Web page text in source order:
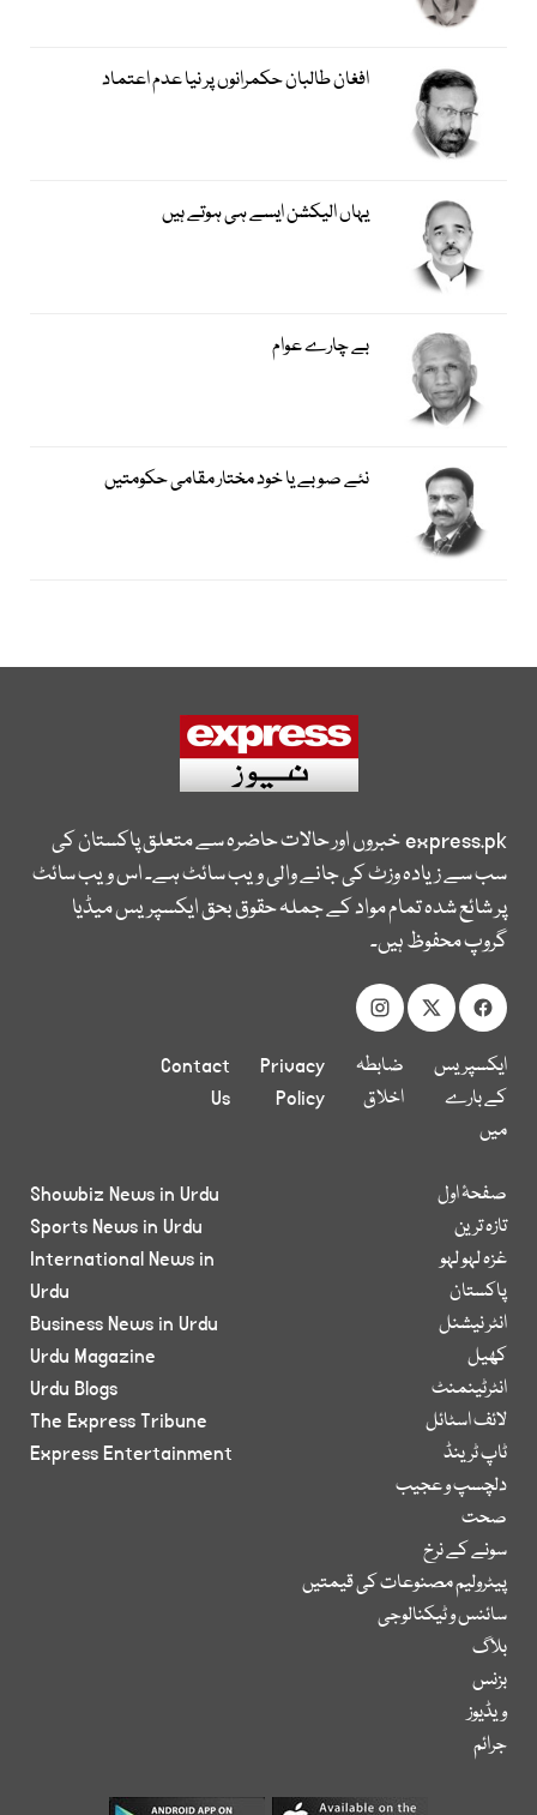
افغان طالبان حکمرانوں پر نیا عدم اعتماد
یہاں الیکشن ایسے ہی ہوتے ہیں
بے چارے عوام
نئے صوبے یا خود مختار مقامی حکومتیں
express.pkخبروں اور حالات حاضرہ سے متعلق پاکستان کی
سب سے زیادہ وزٹ کی جانے والی ویب سائٹ ہے۔ اس ویب سائٹ
پر شائع شدہ تمام مواد کے جملہ حقوق بحق ایکسپریس میڈیا
گروپ محفوظ ہیں۔
ایکسپریس
کے بارے
میں
ضابطہ
اخلاق
Privacy
Policy
Contact
Us
صفحۂ اول
تازہ ترین
غزہ لہو لہو
پاکستان
انٹر نیشنل
کھیل
انٹرٹینمنٹ
لائف اسٹائل
ٹاپ ٹرینڈ
دلچسپ و عجیب
صحت
سونے کے نرخ
پیٹرولیم مصنوعات کی قیمتیں
سائنس و ٹیکنالوجی
بلاگ
بزنس
ویڈیوز
جرائم
Showbiz News in Urdu
Sports News in Urdu
International News in
Urdu
Business News in Urdu
Urdu Magazine
Urdu Blogs
The Express Tribune
Express Entertainment